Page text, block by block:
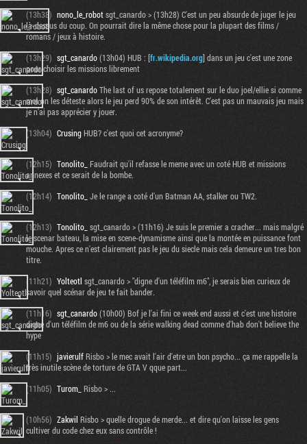
(13h38) nono_le_robotsgt_canardo > (13h28) C'est un peu absurde de juger le jeu
là-dessus du coup. On pourrait dire la même chose pour la plupart des films /
romans / jeux à histoire.
(13h29) sgt_canardo(13h04) HUB : [fr.wikipedia.org] dans un jeu c'est une zone
pour choisir les missions librement
(13h28) sgt_canardoThe last of us repose totalement sur le duo joel/ellie si comme
moi on les déteste alors le jeu perd 90% de son intérêt. C'est pas un mauvais jeu mais
je n'ai pas apprécier y jouer.
(13h04) CrusingHUB? c'est quoi cet acronyme?
(12h15) Tonolito_ Faudrait qu'il refasse le meme avec un coté HUB et missions
annexes et ce serait de la bombe.
(12h14) Tonolito_ Je le range a coté d'un Batman AA, stalker ou TW2.
(12h13) Tonolito_ sgt_canardo > (11h16) Je suis le premier a cracher... mais malgré
le scenar bateau, la mise en scene-dynamisme ainsi que la montée en puissance font
mouche. Apres ce n'est clairement pas le jeu du siecle mais cela demeure un tres bon
titre.
(11h21) Yolteotl sgt_canardo > "digne d'un téléfilm m6", je serais bien curieux de
savoir quel scénar de jeu te fait bander.
(11h16) sgt_canardo(10h00) Bof je l'ai fini ce week end aussi et c'est une histoire
digne d'un téléfilm de m6 ou de la série walking dead comme d'hab don't believe the
hype
(11h15) javierulfRisbo > le mec avait l'air d'etre un bon psycho... ça me rappelle la
très inutile scène de torture de GTA V qque part...
(11h05) Turom_ Risbo > ...
(10h56) Zakwil Risbo > quelle drogue de merde... et dire qu'on laisse les gens
cultiver du code chez eux sans contrôle !